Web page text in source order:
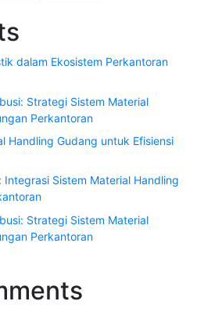
dalam Ekosistem Perkantoran
Strategi Sistem Material
Perkantoran
Handling Gudang untuk Efisiensi
Integrasi Sistem Material Handling
Strategi Sistem Material
Perkantoran